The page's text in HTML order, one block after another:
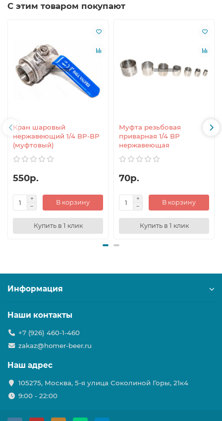
С этим товаром покупают
Кран шаровый
нержавеющий 1/4 ВР-ВР
(муфтовый)
550р.
В корзину
Купить в 1 клик
Муфта резьбовая
приварная 1/4 ВР
нержавеющая
70р.
В корзину
Купить в 1 клик
Информация
Наши контакты
+7 (926) 460-1-460
zakaz@homer-beer.ru
Наш адрес
105275, Москва, 5-я улица Соколиной Горы, 21к4
9:00 - 22:00